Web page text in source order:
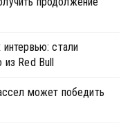
стали
из Red Bull
может победить